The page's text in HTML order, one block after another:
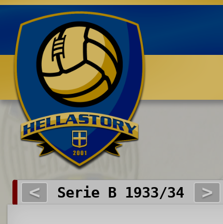
Benvenuti su HELLASTORY.net
< Serie B 1933/34 >